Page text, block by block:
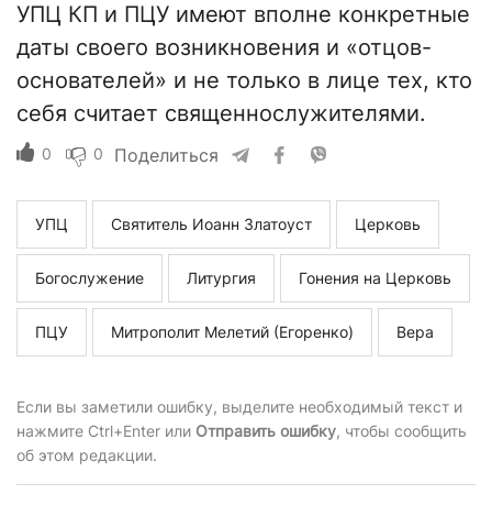
УПЦ КП и ПЦУ имеют вполне конкретные
даты своего возникновения и «отцов-
основателей» и не только в лице тех, кто
себя считает священнослужителями.
0 0 Поделиться
УПЦ Святитель Иоанн Златоуст Церковь
Богослужение Литургия Гонения на Церковь
ПЦУ Митрополит Мелетий (Егоренко) Вера
Если вы заметили ошибку, выделите необходимый текст и
нажмите Ctrl+Enter или Отправить ошибку, чтобы сообщить
об этом редакции.